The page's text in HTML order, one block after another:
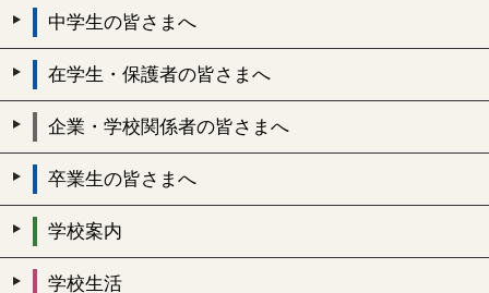
中学生の皆さまへ
在学生・保護者の皆さまへ
企業・学校関係者の皆さまへ
卒業生の皆さまへ
学校案内
学校生活